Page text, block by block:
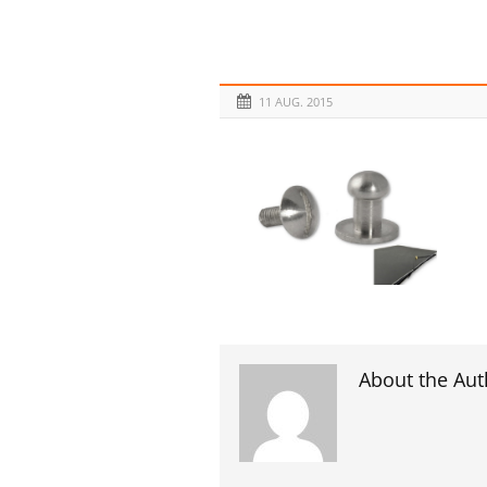
11 AUG. 2015
About the